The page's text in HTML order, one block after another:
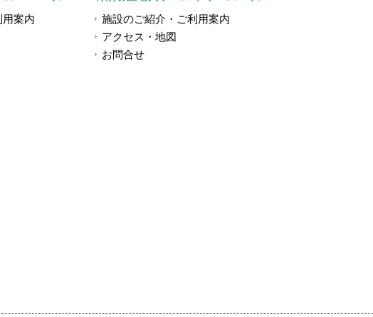
案内
施設のご紹介・ご利用案内
アクセス・地図
お問合せ